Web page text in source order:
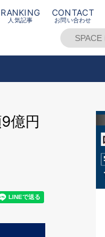
RANKING
人気記事
CONTACT
お問い合わせ
億円